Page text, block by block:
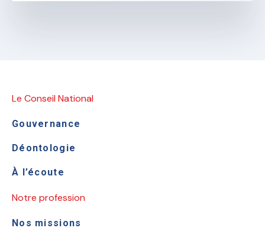
Le Conseil National
Gouvernance
Déontologie
À l’écoute
Notre profession
Nos missions